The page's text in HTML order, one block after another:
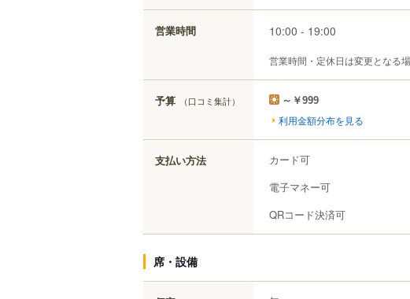
営業時間 10:00 - 19:00
営業時間・定休日は変更となる
予算 （口コミ集計） ～￥999
利用金額分布を見る
支払い方法
カード可
電子マネー可
QRコード決済可
席・設備